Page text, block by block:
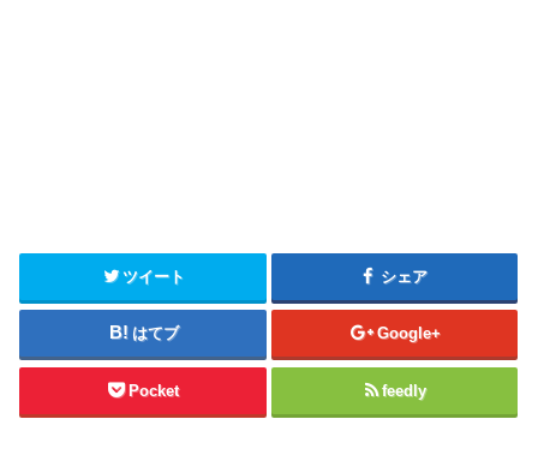
ツイート シェア
はてブ Google+
Pocket feedly